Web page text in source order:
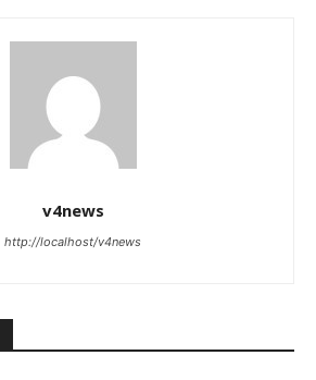
v4news
http://localhost/v4news